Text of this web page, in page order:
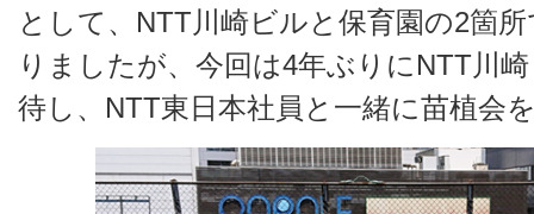
として、NTT川崎ビルと保育園の2箇
りましたが、今回は4年ぶりにNTT川
待し、NTT東日本社員と一緒に苗植会